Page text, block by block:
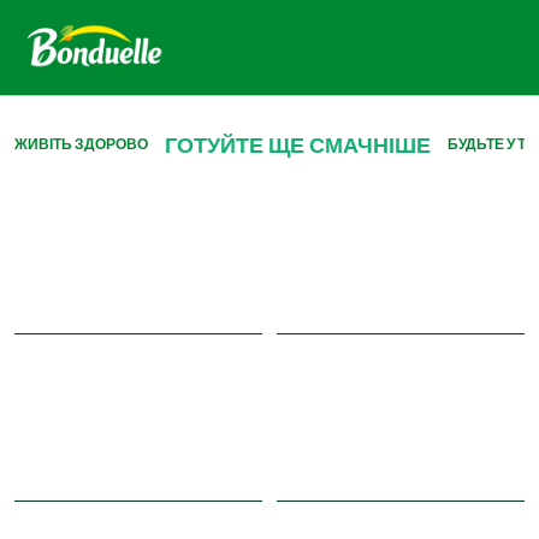
ЖИВІТЬ ЗДОРОВО ГОТУЙТЕ ЩЕ СМАЧНІШЕ БУДЬТЕ У